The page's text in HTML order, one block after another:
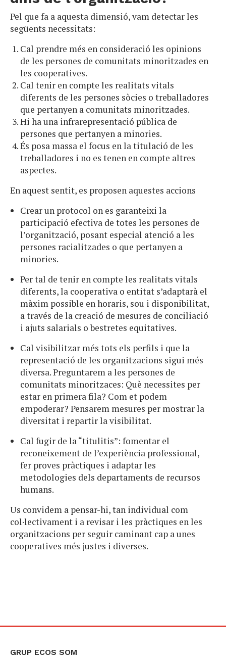
Pel que fa a aquesta dimensió, vam detectar les
següents necessitats:
Cal prendre més en consideració les opinions
de les persones de comunitats minoritzades en
les cooperatives.
Cal tenir en compte les realitats vitals
diferents de les persones sòcies o treballadores
que pertanyen a comunitats minoritzades.
Hi ha una infrarepresentació pública de
persones que pertanyen a minories.
És posa massa el focus en la titulació de les
treballadores i no es tenen en compte altres
aspectes.
En aquest sentit, es proposen aquestes accions
Crear un protocol on es garanteixi la
participació efectiva de totes les persones de
l’organització, posant especial atenció a les
persones racialitzades o que pertanyen a
minories.
Per tal de tenir en compte les realitats vitals
diferents, la cooperativa o entitat s’adaptarà el
màxim possible en horaris, sou i disponibilitat,
a través de la creació de mesures de conciliació
i ajuts salarials o bestretes equitatives.
Cal visibilitzar més tots els perfils i que la
representació de les organitzacions sigui més
diversa. Preguntarem a les persones de
comunitats minoritzaces: Què necessites per
estar en primera fila? Com et podem
empoderar? Pensarem mesures per mostrar la
diversitat i repartir la visibilitat.
Cal fugir de la “titulitis”: fomentar el
reconeixement de l’experiència professional,
fer proves pràctiques i adaptar les
metodologies dels departaments de recursos
humans.
Us convidem a pensar-hi, tan individual com
col·lectivament i a revisar i les pràctiques en les
organitzacions per seguir caminant cap a unes
cooperatives més justes i diverses.
GRUP ECOS SOM